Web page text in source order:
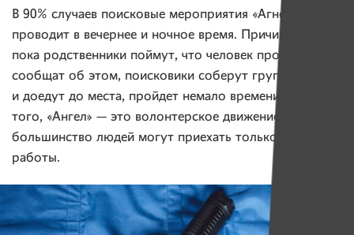
В 90% случаев поисковые мероприятия «Агнел»
проводит в вечернее и ночное время. Причина проста:
пока родственники поймут, что человек пропал,
сообщат об этом, поисковики соберут группу
и доедут до места, пройдет немало времени. Кроме
того, «Ангел» — это волонтерское движение,
большинство людей могут приехать только после
работы.